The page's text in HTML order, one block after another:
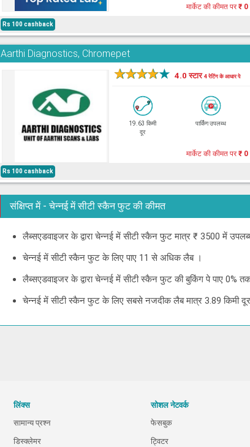
मार्केट की कीमत पर₹ 0
Rs 100 cashback
Aarthi Diagnostics, Chromepet
★★★★★ 4.0 स्टार4 रेटिंग के आधार पे
19.63 किमी
दूर
पार्किंग उपलब्ध
मार्केट की कीमत पर₹ 0
Rs 100 cashback
संक्षिप्त में - चेन्नई में सीटी स्कैन फुट की कीमत
लैब्सएडवाइजर के द्वारा चेन्नई में सीटी स्कैन फुट मात्र ₹ 3500 में
चेन्नई में सीटी स्कैन फुट के लिए पाए 11 से अधिक लैब ।
लैब्सएडवाइजर के द्वारा चेन्नई में सीटी स्कैन फुट की बुकिंग पे पाए 0%
चेन्नई में सीटी स्कैन फुट के लिए सबसे नजदीक लैब मात्र 3.89 किमी दूर
लिंक्स
सामान्य प्रश्न
डिस्क्लेमर
सोशल नेटवर्क
फेसबुक
ट्विटर